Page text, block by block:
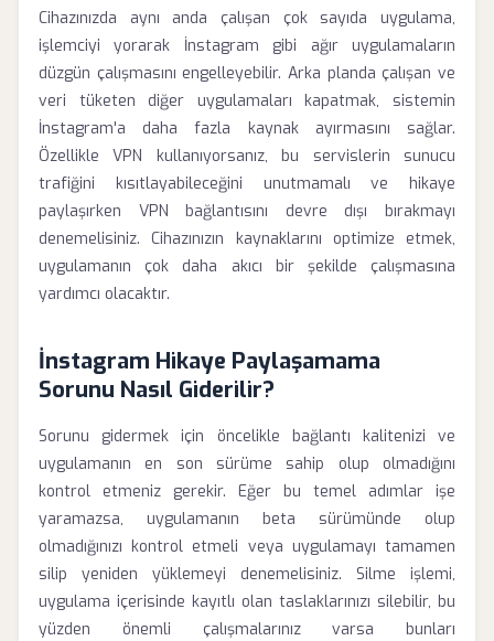
Cihazınızda aynı anda çalışan çok sayıda uygulama,
işlemciyi yorarak İnstagram gibi ağır uygulamaların
düzgün çalışmasını engelleyebilir. Arka planda çalışan ve
veri tüketen diğer uygulamaları kapatmak, sistemin
İnstagram'a daha fazla kaynak ayırmasını sağlar.
Özellikle VPN kullanıyorsanız, bu servislerin sunucu
trafiğini kısıtlayabileceğini unutmamalı ve hikaye
paylaşırken VPN bağlantısını devre dışı bırakmayı
denemelisiniz. Cihazınızın kaynaklarını optimize etmek,
uygulamanın çok daha akıcı bir şekilde çalışmasına
yardımcı olacaktır.
İnstagram Hikaye Paylaşamama
Sorunu Nasıl Giderilir?
Sorunu gidermek için öncelikle bağlantı kalitenizi ve
uygulamanın en son sürüme sahip olup olmadığını
kontrol etmeniz gerekir. Eğer bu temel adımlar işe
yaramazsa, uygulamanın beta sürümünde olup
olmadığınızı kontrol etmeli veya uygulamayı tamamen
silip yeniden yüklemeyi denemelisiniz. Silme işlemi,
uygulama içerisinde kayıtlı olan taslaklarınızı silebilir, bu
yüzden önemli çalışmalarınız varsa bunları